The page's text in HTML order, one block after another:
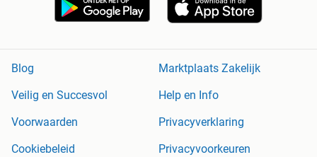
Blog
Marktplaats Zakelijk
Veilig en Succesvol
Help en Info
Voorwaarden
Privacyverklaring
Cookiebeleid
Privacyvoorkeuren